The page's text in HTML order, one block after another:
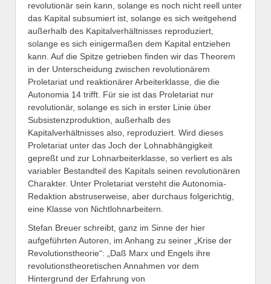
revolutionär sein kann, solange es noch nicht reell unter
das Kapital subsumiert ist, solange es sich weitgehend
außerhalb des Kapitalverhältnisses reproduziert,
solange es sich einigermaßen dem Kapital entziehen
kann. Auf die Spitze getrieben finden wir das Theorem
in der Unterscheidung zwischen revolutionärem
Proletariat und reaktionärer Arbeiterklasse, die die
Autonomia 14 trifft. Für sie ist das Proletariat nur
revolutionär, solange es sich in erster Linie über
Subsistenzproduktion, außerhalb des
Kapitalverhältnisses also, reproduziert. Wird dieses
Proletariat unter das Joch der Lohnabhängigkeit
gepreßt und zur Lohnarbeiterklasse, so verliert es als
variabler Bestandteil des Kapitals seinen revolutionären
Charakter. Unter Proletariat versteht die Autonomia-
Redaktion abstruserweise, aber durchaus folgerichtig,
eine Klasse von Nichtlohnarbeitern.
Stefan Breuer schreibt, ganz im Sinne der hier
aufgeführten Autoren, im Anhang zu seiner „Krise der
Revolutionstheorie“: „Daß Marx und Engels ihre
revolutionstheoretischen Annahmen vor dem
Hintergrund der Erfahrung von